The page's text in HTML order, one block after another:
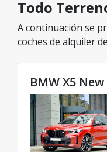
Todo
A continuación se
coches de alquiler
modelo ideal de la
tarifas excelentes
BMW X5